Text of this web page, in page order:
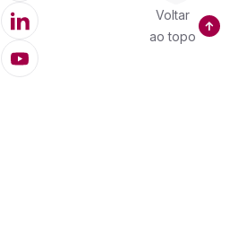
Voltar
ao topo